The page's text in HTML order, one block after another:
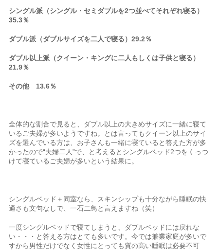
シングル派（シングル・セミダブルを2つ並べてそれぞれ寝る）
35.3％
ダブル派（ダブルサイズを二人で寝る）29.2％
ダブル以上派（クイーン・キングに二人もしくは子供と寝る）
21.9％
その他 13.6％
全体的な割合で見ると、ダブル以上の大きめサイズに一緒に寝て
いるご夫婦が多いようですね。とは言ってもクイーン以上のサイ
ズを選んでいる方は、お子さんも一緒に寝ていると答えた方が多
かったので“夫婦二人”で、と考えるとシングルベッド2つをくっつ
けて寝ているご夫婦が多いという結果に。
シングルベッド＋同室なら、スキンシップも十分ながら睡眠の快
適さも文句なしで、一石二鳥と言えますね（笑）
一度シングルベッドで寝てしまうと、ダブルベッドには戻れな
い・・・と答える方はとても多いです。今では兼業家庭が多いで
すから男性だけでなく女性にとっても質の高い睡眠は必要不可